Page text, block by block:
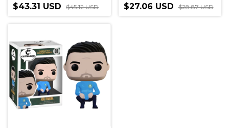
$43.31 USD $45.12 USD $27.06 USD $28.87 USD